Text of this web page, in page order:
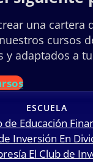
una cartera
cursos
y adaptados a
ESCUELA
de Educación
Inversión En
El Club de